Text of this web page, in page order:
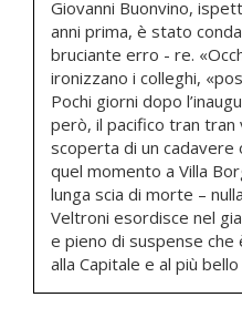
Giovanni Buonvino,
anni prima, è stato
bruciante erro - re.
ironizzano i colleghi,
Pochi giorni dopo
però, il pacifico tran
scoperta di un
quel momento a Villa
lunga scia di morte –
Veltroni esordisce nel
e pieno di suspense che
alla Capitale e al più